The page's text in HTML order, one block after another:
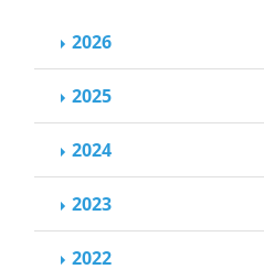
2026
2025
2024
2023
2022